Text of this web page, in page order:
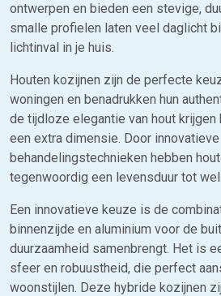
ontwerpen en bieden een stevige,
smalle profielen laten veel daglicht
lichtinval in je huis.
Houten kozijnen zijn de perfecte
woningen en benadrukken hun
de tijdloze elegantie van hout
een extra dimensie. Door innovatieve
behandelingstechnieken hebben
tegenwoordig een levensduur tot wel
Een innovatieve keuze is de
binnenzijde en aluminium voor de
duurzaamheid samenbrengt. Het is
sfeer en robuustheid, die perfect
woonstijlen. Deze hybride kozijnen